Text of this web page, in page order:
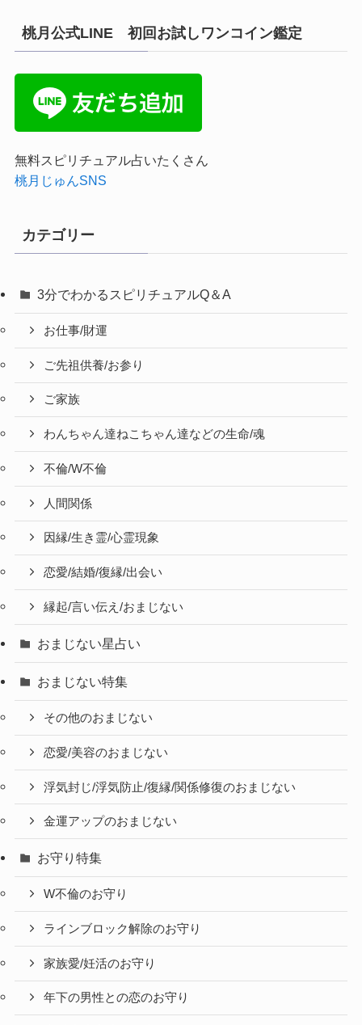
桃月公式LINE 初回お試しワンコイン鑑定
無料スピリチュアル占いたくさん
桃月じゅんSNS
カテゴリー
3分でわかるスピリチュアルQ＆A
お仕事/財運
ご先祖供養/お参り
ご家族
わんちゃん達ねこちゃん達などの生命/魂
不倫/W不倫
人間関係
因縁/生き霊/心霊現象
恋愛/結婚/復縁/出会い
縁起/言い伝え/おまじない
おまじない星占い
おまじない特集
その他のおまじない
恋愛/美容のおまじない
浮気封じ/浮気防止/復縁/関係修復のおまじない
金運アップのおまじない
お守り特集
W不倫のお守り
ラインブロック解除のお守り
家族愛/妊活のお守り
年下の男性との恋のお守り